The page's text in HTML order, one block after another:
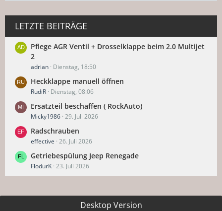
LETZTE BEITRÄGE
Pflege AGR Ventil + Drosselklappe beim 2.0 Multijet
2
adrian Dienstag, 18:50
Heckklappe manuell öffnen
RudiR Dienstag, 08:06
Ersatzteil beschaffen ( RockAuto)
Micky1986 29. Juli 2026
Radschrauben
effective 26. Juli 2026
Getriebespülung Jeep Renegade
FlodurK 23. Juli 2026
Desktop Version